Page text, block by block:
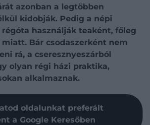
azonban a legtöbben
kidobják. Pedig a népi
használják teaként, főleg
Bár csodaszerként nem
rá, a cseresznyeszárból
olyan régi házi praktika,
alkalmaznak.
oldalunkat preferált
a Google Keresőben